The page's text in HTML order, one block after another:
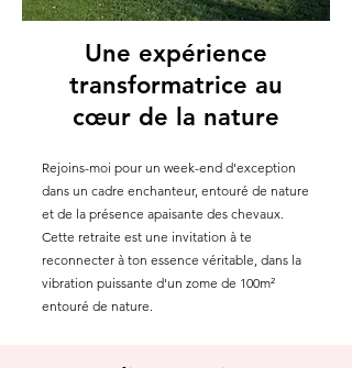
Une expérience
transformatrice au
cœur de la nature
Rejoins-moi pour un week-end d'exception
dans un cadre enchanteur, entouré de nature
et de la présence apaisante des chevaux.
Cette retraite est une invitation à te
reconnecter à ton essence véritable, dans la
vibration puissante d'un zome de 100m²
entouré de nature.